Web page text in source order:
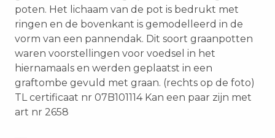
poten. Het lichaam van de pot is bedrukt met
ringen en de bovenkant is gemodelleerd in de
vorm van een pannendak. Dit soort graanpotten
waren voorstellingen voor voedsel in het
hiernamaals en werden geplaatst in een
graftombe gevuld met graan. (rechts op de foto)
TL certificaat nr 07B101114 Kan een paar zijn met
art nr 2658